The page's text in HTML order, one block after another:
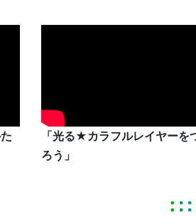
「光る★カラフルレイヤーを
ろう」